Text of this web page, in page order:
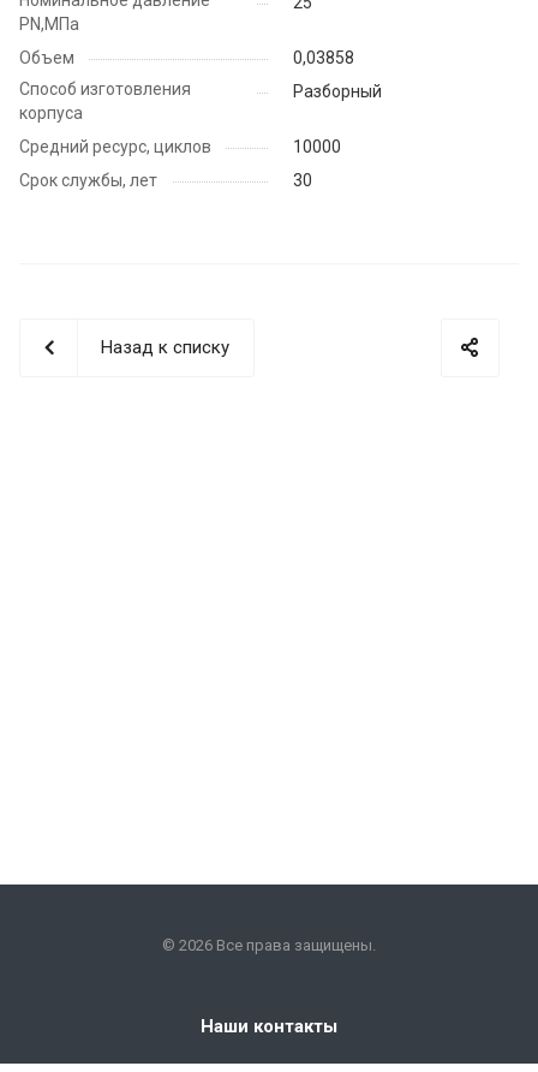
PN,МПа
Объем
0,03858
Способ изготовления
корпуса
Разборный
Средний ресурс, циклов
10000
Срок службы, лет
30
Назад к списку
© 2026 Все права защищены.
Наши контакты